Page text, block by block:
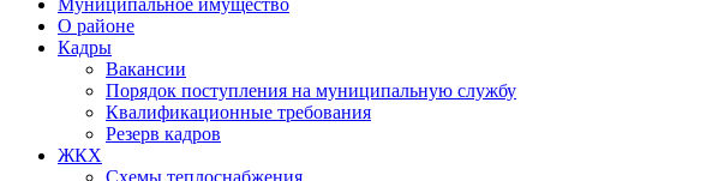
Муниципальное имущество
О районе
Кадры
Вакансии
Порядок поступления на муниципальную службу
Квалификационные требования
Резерв кадров
ЖКХ
Схемы теплоснабжения